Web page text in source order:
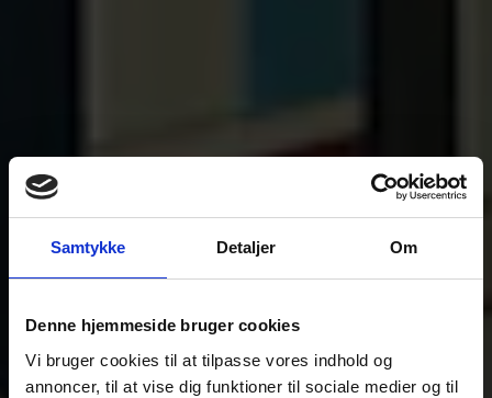
Samtykke Detaljer Om
Denne hjemmeside bruger cookies
Vi bruger cookies til at tilpasse vores indhold og
annoncer, til at vise dig funktioner til sociale medier og til